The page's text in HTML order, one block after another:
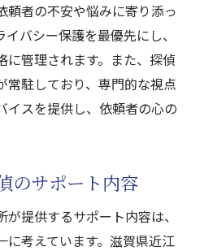
頼者の不安や悩みに寄り添っ
バシー保護を最優先にし、
管理されます。また、探偵
常駐しており、専門的な視点
イスを提供し、依頼者の心の
のサポート内容
提供するサポート内容は、
考えています。滋賀県近江